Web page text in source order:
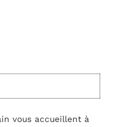
vous accueillent à